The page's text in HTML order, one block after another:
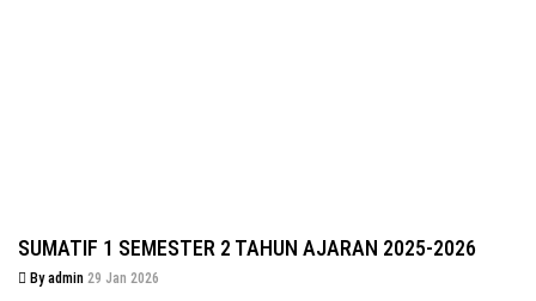
SUMATIF 1 SEMESTER 2 TAHUN AJARAN 2025-2026
By admin 29 Jan 2026